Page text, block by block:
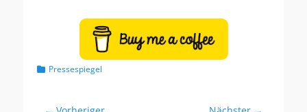
tK
Pressespiegel